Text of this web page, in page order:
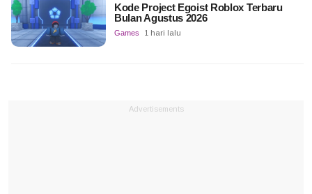
Kode Project Egoist Roblox Terbaru
Bulan Agustus 2026
Games 1 hari lalu
Advertisements